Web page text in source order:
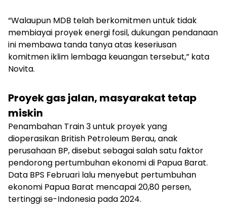
“Walaupun MDB telah berkomitmen untuk tidak
membiayai proyek energi fosil, dukungan pendanaan
ini membawa tanda tanya atas keseriusan
komitmen iklim lembaga keuangan tersebut,” kata
Novita.
Proyek gas jalan, masyarakat tetap
miskin
Penambahan Train 3 untuk proyek yang
dioperasikan British Petroleum Berau, anak
perusahaan BP, disebut sebagai salah satu faktor
pendorong pertumbuhan ekonomi di Papua Barat.
Data BPS Februari lalu menyebut pertumbuhan
ekonomi Papua Barat mencapai 20,80 persen,
tertinggi se-Indonesia pada 2024.